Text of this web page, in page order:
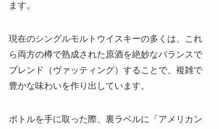
ます。
現在のシングルモルトウイスキーの多くは、これ
ら両方の樽で熟成された原酒を絶妙なバランスで
ブレンド（ヴァッティング）することで、複雑で
豊かな味わいを作り出しています。
ボトルを手に取った際、裏ラベルに「アメリカン